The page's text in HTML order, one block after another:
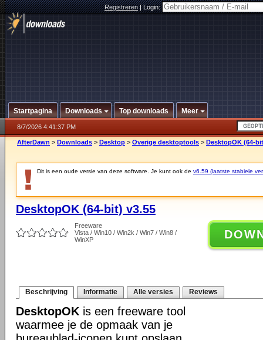
Registreren|Login:
Startpagina Downloads Top downloads Meer
8/7/2026 4:41:37 PM
AfterDawn > Downloads > Desktop > Overige desktoptools > DesktopOK (64-
Dit is een oude versie van deze software. Je kunt ook de v6.59 (laatste stabiele
DesktopOK (64-bit) v3.55
Freeware
Vista / Win10 / Win2k / Win7 / Win8 /
WinXP
Beschrijving Informatie Alle versies Reviews
DesktopOK is een freeware tool
waarmee je de opmaak van je